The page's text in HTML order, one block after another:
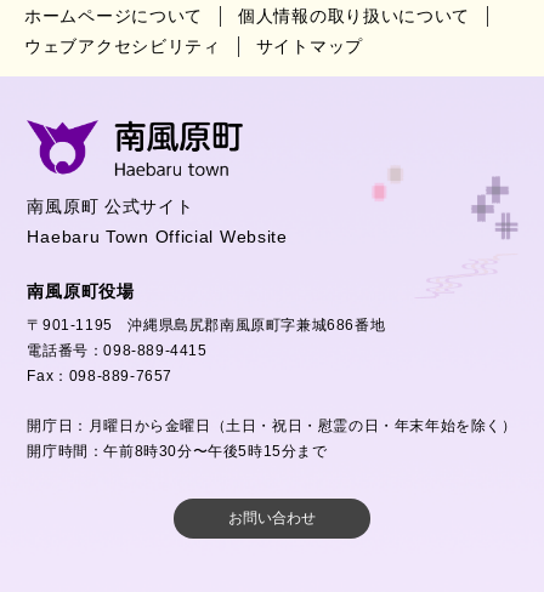
ホームページについて
個人情報の取り扱いについて
ウェブアクセシビリティ
サイトマップ
南風原町 公式サイト
Haebaru Town Official Website
南風原町役場
〒901-1195 沖縄県島尻郡南風原町字兼城686番地
電話番号：098-889-4415
Fax：098-889-7657
開庁日：月曜日から金曜日（土日・祝日・慰霊の日・年末年始を除く）
開庁時間：午前8時30分〜午後5時15分まで
お問い合わせ